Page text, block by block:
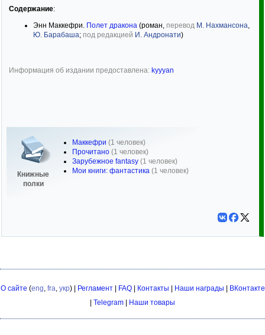
Содержание:
Энн Маккефри. Полет дракона (роман, перевод М. Нахмансона,
Ю. Барабаша; под редакцией И. Андронати)
Информация об издании предоставлена: kyyyan
Книжные
полки
Маккефри (1 человек)
Прочитано (1 человек)
Зарубежное fantasy (1 человек)
Мои книги: фантастика (1 человек)
О сайте (eng, fra, укр) | Регламент| FAQ| Контакты Наши награды
ВКонтакте
Telegram Наши товары